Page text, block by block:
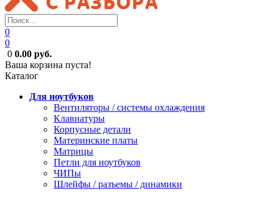
0
0
0 0.00 руб.
Ваша корзина пуста!
Каталог
Для ноутбуков
Вентиляторы / системы охлаждения
Клавиатуры
Корпусные детали
Материнские платы
Матрицы
Петли для ноутбуков
ЧИПы
Шлейфы / разъемы / динамики